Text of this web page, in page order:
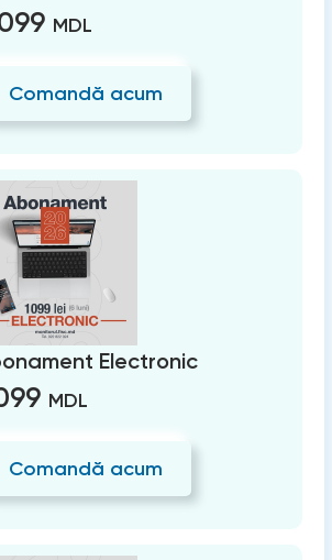
MDL
Comandă acum
Electronic
MDL
Comandă acum